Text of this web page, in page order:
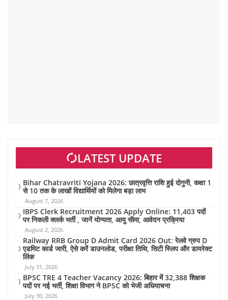
LATEST UPDATE
Bihar Chatravriti Yojana 2026: छात्रवृत्ति राशि हुई दोगुनी, कक्षा 1
से 10 तक के लाखों विद्यार्थियों को मिलेगा बड़ा लाभ
August 7, 2026
IBPS Clerk Recruitment 2026 Apply Online: 11,403 पदों
पर निकली क्लर्क भर्ती , जानें योग्यता, आयु सीमा, आवेदन प्रक्रिया
August 2, 2026
Railway RRB Group D Admit Card 2026 Out: रेलवे ग्रुप D
एडमिट कार्ड जारी, ऐसे करें डाउनलोड, परीक्षा तिथि, सिटी स्लिप और डायरेक्ट
लिंक
July 31, 2026
BPSC TRE 4 Teacher Vacancy 2026: बिहार में 32,388 शिक्षक
पदों पर नई भर्ती, शिक्षा विभाग ने BPSC को भेजी अधियाचना
July 30, 2026